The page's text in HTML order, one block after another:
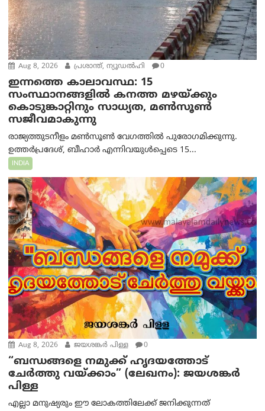
Aug 8, 2026 പ്രശാന്ത്, ന്യൂഡല്‍ഹി 0
ഇന്നത്തെ കാലാവസ്ഥ: 15
സംസ്ഥാനങ്ങളിൽ കനത്ത മഴയ്ക്കും
കൊടുങ്കാറ്റിനും സാധ്യത, മൺസൂൺ
സജീവമാകുന്നു
രാജ്യത്തുടനീളം മൺസൂൺ വേഗത്തിൽ പുരോഗമിക്കുന്നു.
ഉത്തർപ്രദേശ്, ബീഹാർ എന്നിവയുൾപ്പെടെ 15...
INDIA
Aug 8, 2026 ജയശങ്കര്‍ പിള്ള 0
“ബന്ധങ്ങളെ നമുക്ക് ഹൃദയത്തോട്
ചേർത്തു വയ്ക്കാം” (ലേഖനം): ജയശങ്കര്‍
പിള്ള
എല്ലാ മനുഷ്യരും ഈ ലോകത്തിലേക്ക് ജനിക്കുന്നത്